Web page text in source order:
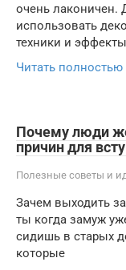
очень лаконичен.
использовать
техники и
Читать полностью
Почему люди
причин для
Полезные советы и
Зачем выходить
ты когда замуж
сидишь в старых
которые